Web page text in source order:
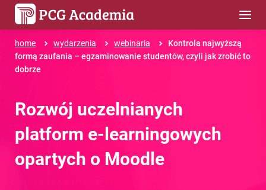
home wydarzenia webinaria
Kontrola najwyższą
formą zaufania – egzaminowanie studentów, czyli jak zrobić to
dobrze
Rozwój uczelnianych
platform e-learningowych
opartych o Moodle